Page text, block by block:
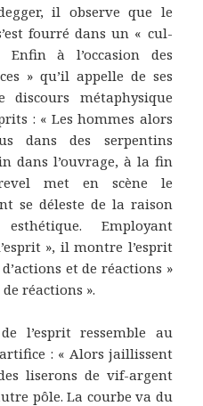
il observe que le
fourré dans un « cul-
Enfin à l’occasion des
» qu’il appelle de ses
métaphysique
: « Les hommes alors
dans des serpentins
dans l’ouvrage, à la fin
met en scène le
se déleste de la raison
Employant
», il montre l’esprit
et de réactions »
réactions ».
l’esprit ressemble au
: « Alors jaillissent
liserons de vif-argent
pôle. La courbe va du